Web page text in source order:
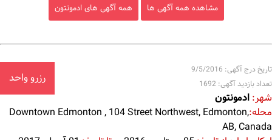
مشاهده همه آگهی ها همه آگهی های ادمونتون
رزرو واحد
تاریخ درج آگهی: 9/5/2016
تعداد بازدید آگهی: 1692
شهر:ادمونتون
محله:Downtown Edmonton , 104 Street Northwest, Edmonton,
AB, Canada